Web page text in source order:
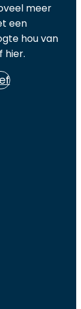
meer
een
hou van
hier.